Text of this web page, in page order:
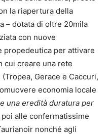
la riapertura della
– dotata di oltre 20mila
con nuove
propedeutica per attivare
cui creare una rete
Gerace e Caccuri,
economia locale
una eredità duratura per
poi alle confermatissime
nonché agli